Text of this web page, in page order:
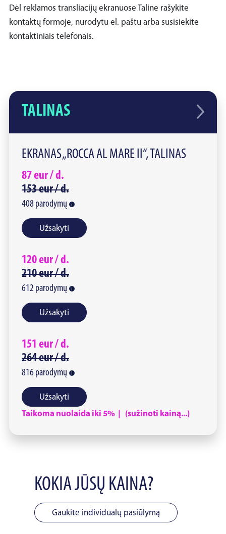
TALINAS
EKRANAS „ROCCA AL MARE II“, TALINAS
87eur /d.
153eur /d.
408 parodymų
Užsakyti
120eur /d.
210eur /d.
612 parodymų
Užsakyti
151 eur /d.
264eur /d.
816 parodymų
Užsakyti
Taikoma nuolaida iki 5% | (sužinoti kainą...)
KOKIA JŪSŲ KAINA?
Gaukite individualų pasiūlymą
Dėl reklamos transliacijų ekranuose Taline rašykite
kontaktų formoje, nurodytu el. paštu arba susisiekite
kontaktiniais telefonais.